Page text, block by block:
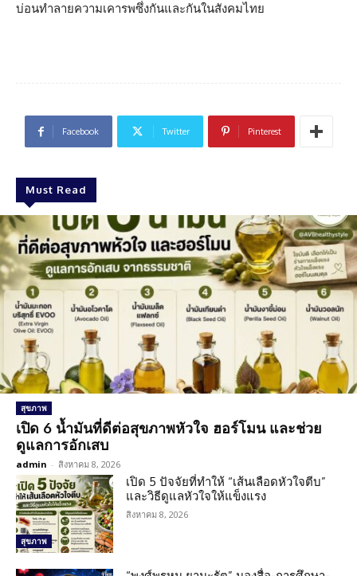
บ่อนทำลายความเคารพซึ่งกันและกันในสังคมไทย
Facebook Twitter Pinterest
Must Read
สุขภาพ
เปิด 6 น้ำมันที่ดีต่อสุขภาพหัวใจ ฮอร์โมน และช่วย
ดูแลการอักเสบ
admin - สิงหาคม 8, 2026
สุขภาพ
เปิด 5 ปัจจัยที่ทำให้ “เส้นเลือดหัวใจตีบ”
และวิธีดูแลหัวใจให้แข็งแรง
สิงหาคม 8, 2026